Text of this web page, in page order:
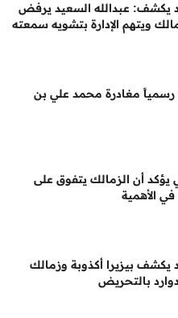
يكشف: عبدالله السعيد يرفض
ويتهم الإدارة بتشويه سمعته
رسمياً مغادرة محمد علي بن
يؤكد أن الزمالك يتفوق على
في الأهمية
يكشف بيزيرا أكذوبة وزمالك
بالتحريض